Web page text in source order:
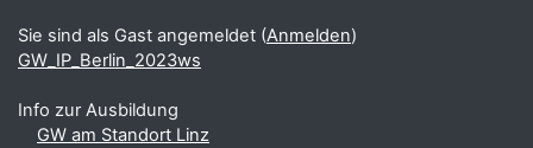
Sie sind als Gast angemeldet (Anmelden)
GW_IP_Berlin_2023ws
Info zur Ausbildung
GW am Standort Linz